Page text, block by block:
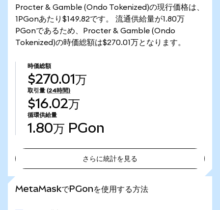
Procter & Gamble (Ondo Tokenized)の現行価格は、
1PGonあたり$149.82です。 流通供給量が1.80万
PGonであるため、Procter & Gamble (Ondo
Tokenized)の時価総額は$270.01万となります。
時価総額
$270.01万
取引量 (24時間)
$16.02万
循環供給量
1.80万 PGon
さらに統計を見る
MetaMaskでPGonを使用する方法